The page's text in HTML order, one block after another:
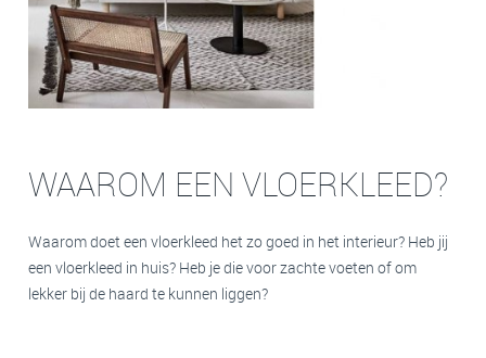
WAAROM EEN VLOERKLEED?
Waarom doet een vloerkleed het zo goed in het interieur? Heb jij
een vloerkleed in huis? Heb je die voor zachte voeten of om
lekker bij de haard te kunnen liggen?